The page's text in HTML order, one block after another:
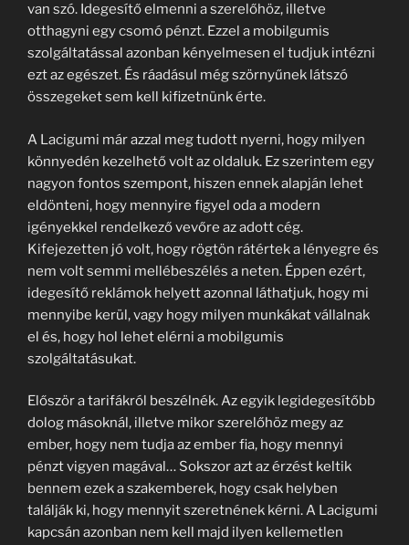
van szó. Idegesítő elmenni a szerelőhöz, illetve
otthagyni egy csomó pénzt. Ezzel a mobilgumis
szolgáltatással azonban kényelmesen el tudjuk intézni
ezt az egészet. És ráadásul még szörnyűnek látszó
összegeket sem kell kifizetnünk érte.
A Lacigumi már azzal meg tudott nyerni, hogy milyen
könnyedén kezelhető volt az oldaluk. Ez szerintem egy
nagyon fontos szempont, hiszen ennek alapján lehet
eldönteni, hogy mennyire figyel oda a modern
igényekkel rendelkező vevőre az adott cég.
Kifejezetten jó volt, hogy rögtön rátértek a lényegre és
nem volt semmi mellébeszélés a neten. Éppen ezért,
idegesítő reklámok helyett azonnal láthatjuk, hogy mi
mennyibe kerül, vagy hogy milyen munkákat vállalnak
el és, hogy hol lehet elérni a mobilgumis
szolgáltatásukat.
Először a tarifákról beszélnék. Az egyik legidegesítőbb
dolog másoknál, illetve mikor szerelőhöz megy az
ember, hogy nem tudja az ember fia, hogy mennyi
pénzt vigyen magával… Sokszor azt az érzést keltik
bennem ezek a szakemberek, hogy csak helyben
találják ki, hogy mennyit szeretnének kérni. A Lacigumi
kapcsán azonban nem kell majd ilyen kellemetlen